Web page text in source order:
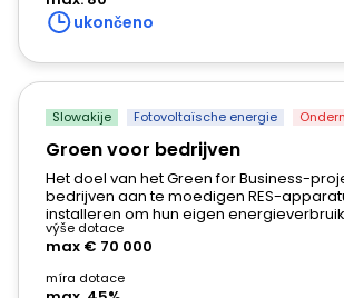
ukončeno
Slowakije Fotovoltaïsche energie
Groen voor bedrijven
Het doel van het Green for Business-
bedrijven aan te moedigen RES-
installeren om hun eigen
výše dotace
max € 70 000
míra dotace
Engels
Engels